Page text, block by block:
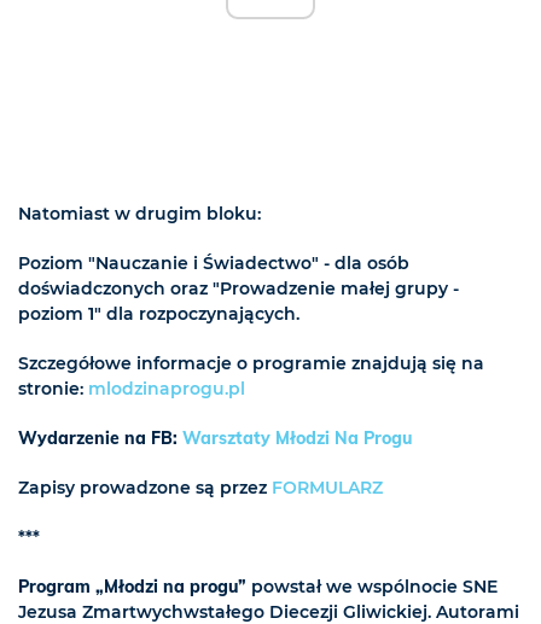
Natomiast w drugim bloku:
Poziom "Nauczanie i Świadectwo" - dla osób
doświadczonych oraz "Prowadzenie małej grupy -
poziom 1" dla rozpoczynających.
Szczegółowe informacje o programie znajdują się na
stronie: mlodzinaprogu.pl
Wydarzenie na FB: Warsztaty Młodzi Na Progu
Zapisy prowadzone są przez FORMULARZ
***
Program „Młodzi na progu” powstał we wspólnocie SNE
Jezusa Zmartwychwstałego Diecezji Gliwickiej. Autorami